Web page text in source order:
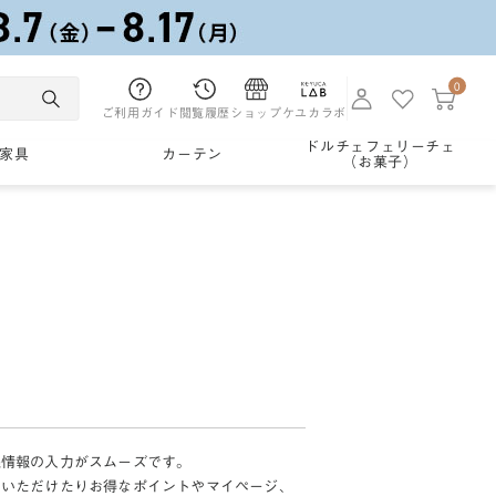
ご利用ガイド 閲覧履歴 ショップケユカラボ
0
家具 カーテン
ドルチェフェリーチェ
（お菓子）
報の入力がスムーズです。
ただけたりお得なポイントやマイページ、